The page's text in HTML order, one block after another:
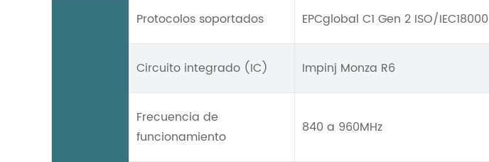
Protocolos soportados EPCglobal C1 Gen 2 ISO/
Circuito integrado (IC) Impinj Monza R6
Frecuencia de
funcionamiento
840 a 960MHz